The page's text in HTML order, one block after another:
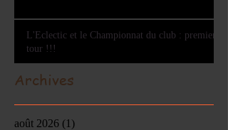
L'Eclectic et le Championnat du club : premier
tour !!!
Archives
août 2026 (1)